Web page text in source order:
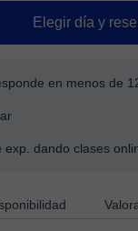
Elegir día y
en menos de
exp. dando clases